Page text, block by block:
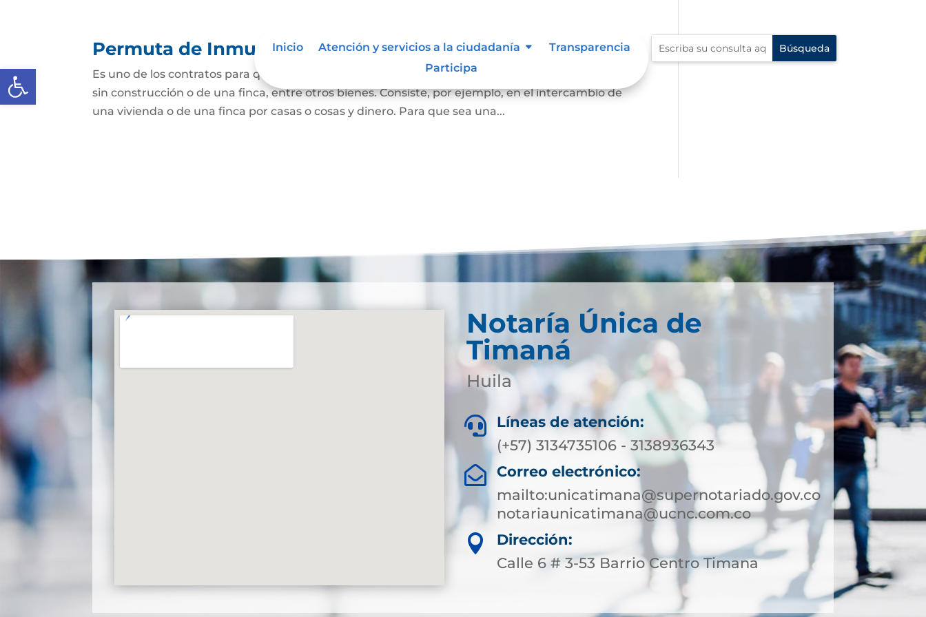
Abrir barra de herramientas
Inicio Atención y servicios a la ciudadanía
Transparencia
Participa
Permuta de Inmuebles
Es uno de los contratos para que una persona se convierta en propietaria de una vivienda, lote
sin construcción o de una finca, entre otros bienes. Consiste, por ejemplo, en el intercambio de
una vivienda o de una finca por casas o cosas y dinero. Para que sea una...
Notaría Única de
Timaná
Huila

Líneas de atención:
(+57) 3134735106 - 3138936343

Correo electrónico:
mailto:unicatimana@supernotariado.gov.co
notariaunicatimana@ucnc.com.co

Dirección:
Calle 6 # 3-53 Barrio Centro Timana